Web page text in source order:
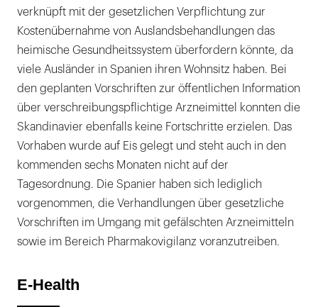
verknüpft mit der gesetzlichen Verpflichtung zur
Kostenübernahme von Auslandsbehandlungen das
heimische Gesundheitssystem überfordern könnte, da
viele Ausländer in Spanien ihren Wohnsitz haben. Bei
den geplanten Vorschriften zur öffentlichen Information
über verschreibungspflichtige Arzneimittel konnten die
Skandinavier ebenfalls keine Fortschritte erzielen. Das
Vorhaben wurde auf Eis gelegt und steht auch in den
kommenden sechs Monaten nicht auf der
Tagesordnung. Die Spanier haben sich lediglich
vorgenommen, die Verhandlungen über gesetzliche
Vorschriften im Umgang mit gefälschten Arzneimitteln
sowie im Bereich Pharmakovigilanz voranzutreiben.
E-Health